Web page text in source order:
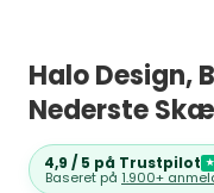
Halo Design,
Nederste
4,9 / 5 på Trustpilot ★
Baseret på 1.900+